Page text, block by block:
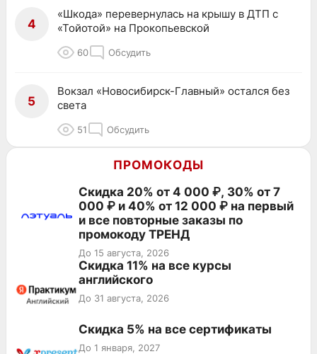
4
«Шкода» перевернулась на крышу в ДТП с
«Тойотой» на Прокопьевской
60 Обсудить
5
Вокзал «Новосибирск-Главный» остался без
света
51 Обсудить
ПРОМОКОДЫ
Скидка 20% от 4 000 ₽, 30% от 7
000 ₽ и 40% от 12 000 ₽ на первый
и все повторные заказы по
промокоду ТРЕНД
До 15 августа, 2026
Скидка 11% на все курсы
английского
До 31 августа, 2026
Скидка 5% на все сертификаты
До 1 января, 2027